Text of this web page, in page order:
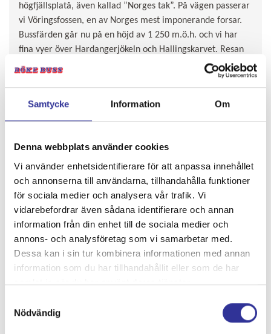
Samtycke Information Om
Denna webbplats använder cookies
Vi använder enhetsidentifierare för att anpassa innehållet
och annonserna till användarna, tillhandahålla funktioner
för sociala medier och analysera vår trafik. Vi
vidarebefordrar även sådana identifierare och annan
information från din enhet till de sociala medier och
annons- och analysföretag som vi samarbetar med.
Dessa kan i sin tur kombinera informationen med annan
information som du har tillhandahållit eller som de har
samlat in när du har använt deras tjänster.
Nödvändig
högfjällsplatå, även kallad ”Norges tak”. På vägen passerar
vi Vöringsfossen, en av Norges mest imponerande forsar.
Bussfärden går nu på en höjd av 1 250 m.ö.h. och vi har
fina vyer över Hardangerjökeln och Hallingskarvet. Resan
fortsätter i stilla takt längs vackra Hallingdalen via orter
gemensam middag.